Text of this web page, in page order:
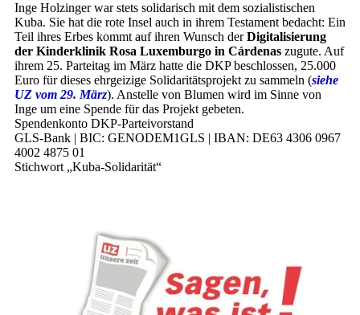
Inge Holzinger war stets solidarisch mit dem sozialistischen
Kuba. Sie hat die rote Insel auch in ihrem Testament bedacht: Ein
Teil ihres Erbes kommt auf ihren Wunsch derDigitalisierung
der Kinderklinik Rosa Luxemburgo in Cárdenas zugute. Auf
ihrem 25. Parteitag im März hatte die DKP beschlossen, 25.000
Euro für dieses ehrgeizige Solidaritätsprojekt zu sammeln (siehe
UZ vom 29. März). Anstelle von Blumen wird im Sinne von
Inge um eine Spende für das Projekt gebeten.
Spendenkonto DKP-Parteivorstand
GLS-Bank | BIC: GENODEM1GLS | IBAN: DE63 4306 0967
4002 4875 01
Stichwort „Kuba-Solidarität“